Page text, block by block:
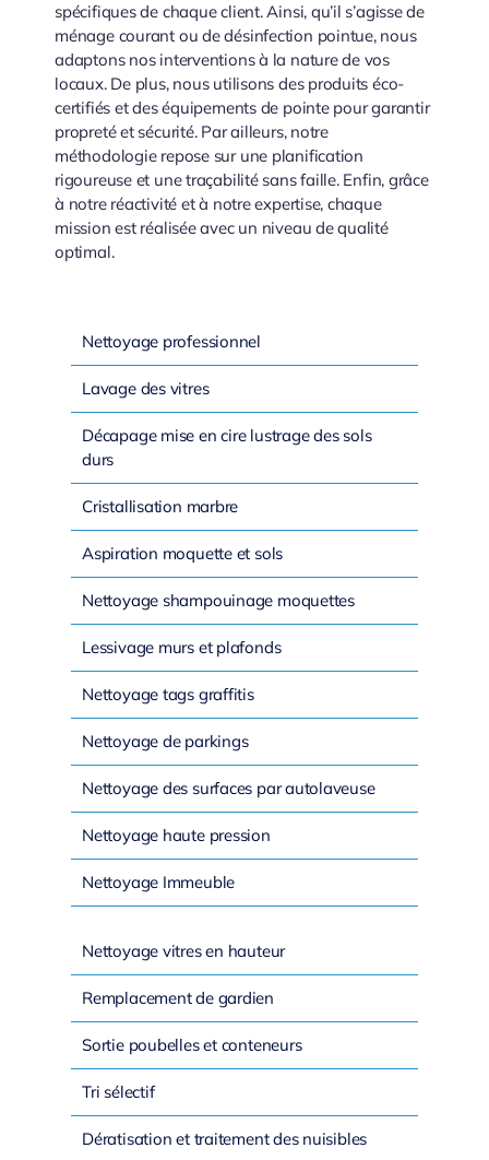
spécifiques de chaque client. Ainsi, qu’il s’agisse de
ménage courant ou de désinfection pointue, nous
adaptons nos interventions à la nature de vos
locaux. De plus, nous utilisons des produits éco-
certifiés et des équipements de pointe pour garantir
propreté et sécurité. Par ailleurs, notre
méthodologie repose sur une planification
rigoureuse et une traçabilité sans faille. Enfin, grâce
à notre réactivité et à notre expertise, chaque
mission est réalisée avec un niveau de qualité
optimal.
Nettoyage professionnel
Lavage des vitres
Décapage mise en cire lustrage des sols
durs
Cristallisation marbre
Aspiration moquette et sols
Nettoyage shampouinage moquettes
Lessivage murs et plafonds
Nettoyage tags graffitis
Nettoyage de parkings
Nettoyage des surfaces par autolaveuse
Nettoyage haute pression
Nettoyage Immeuble
Nettoyage vitres en hauteur
Remplacement de gardien
Sortie poubelles et conteneurs
Tri sélectif
Dératisation et traitement des nuisibles